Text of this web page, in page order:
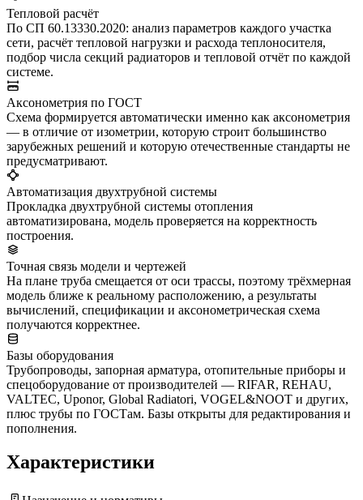
Тепловой расчёт
По СП 60.13330.2020: анализ параметров каждого участка
сети, расчёт тепловой нагрузки и расхода теплоносителя,
подбор числа секций радиаторов и тепловой отчёт по каждой
системе.
Аксонометрия по ГОСТ
Схема формируется автоматически именно как аксонометрия
— в отличие от изометрии, которую строит большинство
зарубежных решений и которую отечественные стандарты не
предусматривают.
Автоматизация двухтрубной системы
Прокладка двухтрубной системы отопления
автоматизирована, модель проверяется на корректность
построения.
Точная связь модели и чертежей
На плане труба смещается от оси трассы, поэтому трёхмерная
модель ближе к реальному расположению, а результаты
вычислений, спецификации и аксонометрическая схема
получаются корректнее.
Базы оборудования
Трубопроводы, запорная арматура, отопительные приборы и
спецоборудование от производителей — RIFAR, REHAU,
VALTEC, Uponor, Global Radiatori, VOGEL&NOOT и других,
плюс трубы по ГОСТам. Базы открыты для редактирования и
пополнения.
Характеристики